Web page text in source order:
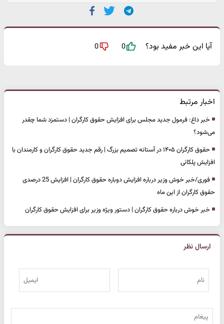
آیا این خبر مفید بود؟ 0
0
اخبار مرتبط
خبر داغ: فرمول جدید مجلس برای افزایش حقوق کارگران | دستمزد شما چقدر
می‌شود؟
حقوق کارگران ۱۴۰۵ در آستانه تصمیم بزرگ | رقم جدید حقوق کارگران و کارمندان با
افزایش پلکانی
فوری/خبر خوش وزیر درباره افزایش دوباره حقوق کارگران | افزایش 25 درصدی
حقوق کارگران از این ماه
خبر خوش درباره حقوق کارگران | دستور ویژه وزیر برای افزایش حقوق کارگران
ارسال نظر